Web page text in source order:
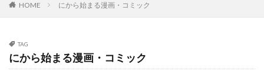
HOME にから始まる漫画・コミック
TAG
にから始まる漫画・コミック